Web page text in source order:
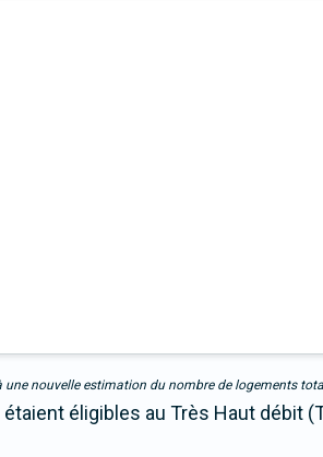
nouvelle estimation du nombre de logements
éligibles au Très Haut débit